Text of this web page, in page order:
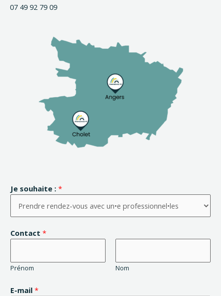
07 49 92 79 09
Je souhaite : *
Contact *
Prénom Nom
E-mail *